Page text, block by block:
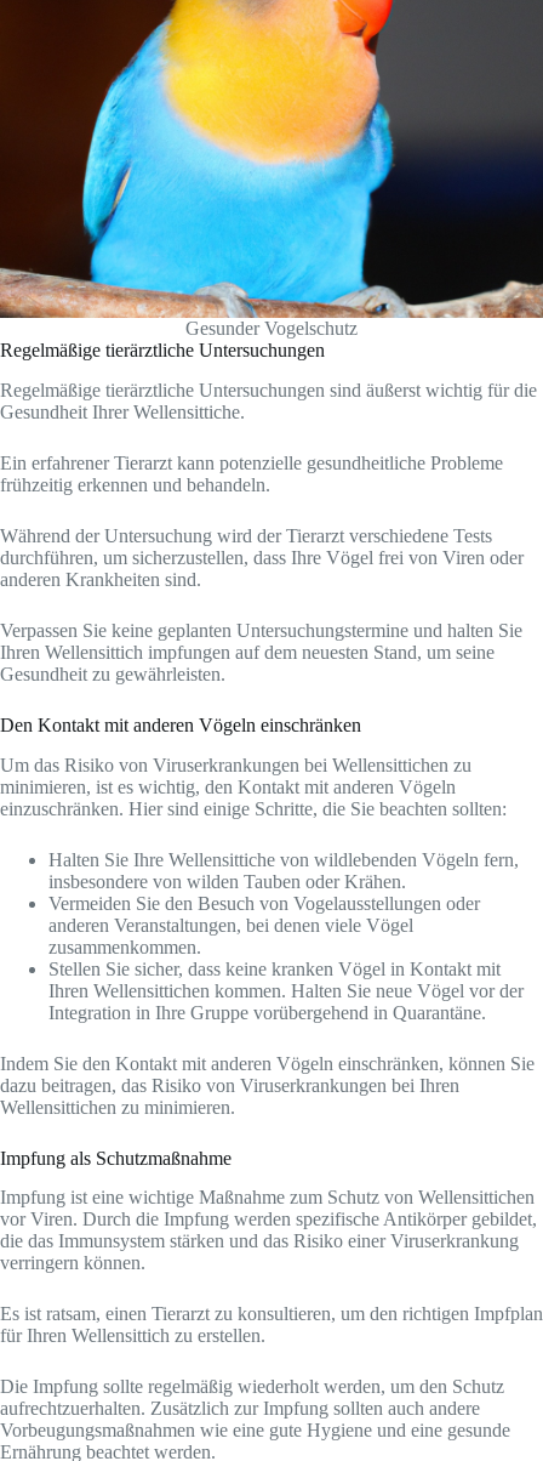
Gesunder Vogelschutz
Regelmäßige tierärztliche Untersuchungen
Regelmäßige tierärztliche Untersuchungen sind äußerst wichtig für die
Gesundheit Ihrer Wellensittiche.
Ein erfahrener Tierarzt kann potenzielle gesundheitliche Probleme
frühzeitig erkennen und behandeln.
Während der Untersuchung wird der Tierarzt verschiedene Tests
durchführen, um sicherzustellen, dass Ihre Vögel frei von Viren oder
anderen Krankheiten sind.
Verpassen Sie keine geplanten Untersuchungstermine und halten Sie
Ihren Wellensittich impfungen auf dem neuesten Stand, um seine
Gesundheit zu gewährleisten.
Den Kontakt mit anderen Vögeln einschränken
Um das Risiko von Viruserkrankungen bei Wellensittichen zu
minimieren, ist es wichtig, den Kontakt mit anderen Vögeln
einzuschränken. Hier sind einige Schritte, die Sie beachten sollten:
Halten Sie Ihre Wellensittiche von wildlebenden Vögeln fern,
insbesondere von wilden Tauben oder Krähen.
Vermeiden Sie den Besuch von Vogelausstellungen oder
anderen Veranstaltungen, bei denen viele Vögel
zusammenkommen.
Stellen Sie sicher, dass keine kranken Vögel in Kontakt mit
Ihren Wellensittichen kommen. Halten Sie neue Vögel vor der
Integration in Ihre Gruppe vorübergehend in Quarantäne.
Indem Sie den Kontakt mit anderen Vögeln einschränken, können Sie
dazu beitragen, das Risiko von Viruserkrankungen bei Ihren
Wellensittichen zu minimieren.
Impfung als Schutzmaßnahme
Impfung ist eine wichtige Maßnahme zum Schutz von Wellensittichen
vor Viren. Durch die Impfung werden spezifische Antikörper gebildet,
die das Immunsystem stärken und das Risiko einer Viruserkrankung
verringern können.
Es ist ratsam, einen Tierarzt zu konsultieren, um den richtigen Impfplan
für Ihren Wellensittich zu erstellen.
Die Impfung sollte regelmäßig wiederholt werden, um den Schutz
aufrechtzuerhalten. Zusätzlich zur Impfung sollten auch andere
Vorbeugungsmaßnahmen wie eine gute Hygiene und eine gesunde
Ernährung beachtet werden.